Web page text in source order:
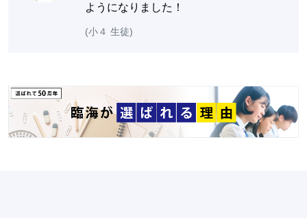
ようになりました！
(小４ 生徒)